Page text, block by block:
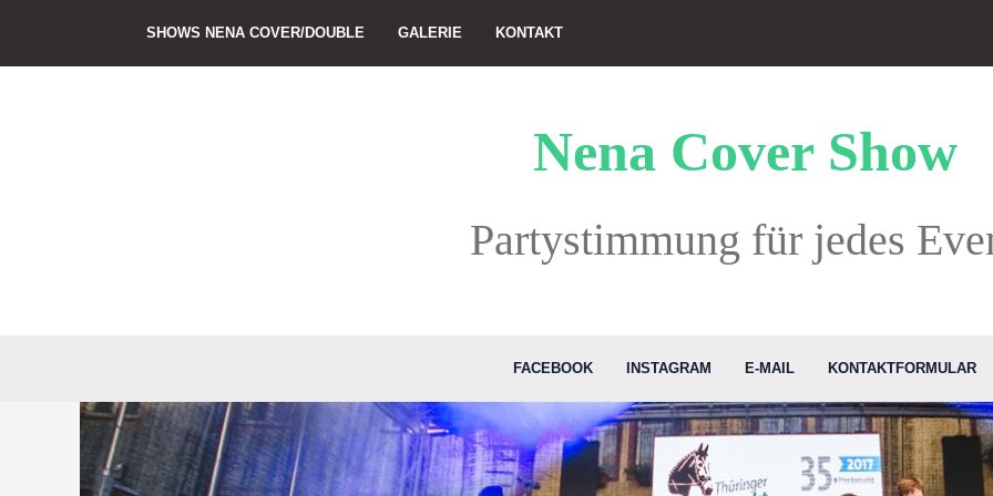
content
SHOWS NENA COVER/DOUBLE GALERIE KONTAKT
Nena Cover Show
Partystimmung für jedes
FACEBOOK INSTAGRAM E-MAIL KONTAKTFORMULAR